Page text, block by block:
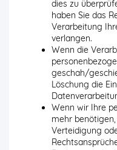
dies zu
haben Sie das
Verarbeitung
verlangen.
Wenn die
geschah/
Löschung die
Wenn wir Ihre
mehr
Verteidigung